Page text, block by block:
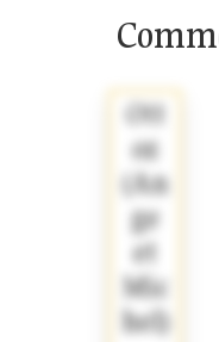
Ott
oz
(An
ge
et
Mic
hel)